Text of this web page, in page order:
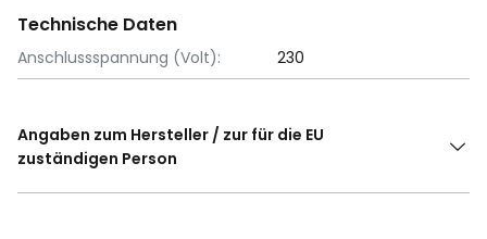
Technische Daten
Anschlussspannung (Volt): 230
Angaben zum Hersteller / zur für die EU
zuständigen Person